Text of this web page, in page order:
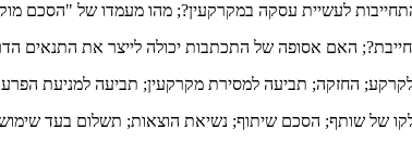
התחייבות לעשיית עסקה במקרקעין?; מהו מעמדו של "הסכם
האם אסופה של התכתבות יכולה לייצר את התנאים
החזקה; תביעה למסירת מקרקעין; תביעה למניעת
של שותף; הסכם שיתוף; נשיאת הוצאות; תשלום בעד